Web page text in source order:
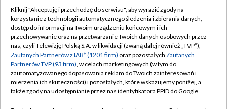
TVP
Abonament TVP
Emisja w TVP
Centrum informacji TVP
Naziemna Telewizja Cyfrowa
Regulamin TVP
Polityka prywatności
Moje zgody
Pomoc
Kliknij "Akceptuję i przechodzę do serwisu", aby wyrazić zgody na
korzystanie z technologii automatycznego śledzenia i zbierania danych,
dostęp do informacji na Twoim urządzeniu końcowym i ich
przechowywanie oraz na przetwarzanie Twoich danych osobowych przez
nas, czyli Telewizję Polską S.A. w likwidacji (zwaną dalej również „TVP”),
Zaufanych Partnerów z IAB* (1201 firm) oraz pozostałych Zaufanych
Partnerów TVP (93 firm), w celach marketingowych (w tym do
zautomatyzowanego dopasowania reklam do Twoich zainteresowań i
mierzenia ich skuteczności) i pozostałych, które wskazujemy poniżej, a
także zgody na udostępnianie przez nas identyfikatora PPID do Google.